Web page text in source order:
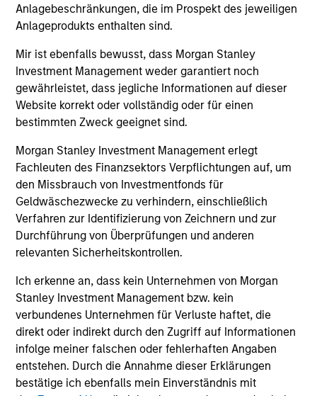
Anlagebeschränkungen, die im Prospekt des jeweiligen
Anlageprodukts enthalten sind.
Mir ist ebenfalls bewusst, dass Morgan Stanley
Investment Management weder garantiert noch
gewährleistet, dass jegliche Informationen auf dieser
Website korrekt oder vollständig oder für einen
bestimmten Zweck geeignet sind.
Morgan Stanley Investment Management erlegt
Fachleuten des Finanzsektors Verpflichtungen auf, um
den Missbrauch von Investmentfonds für
Geldwäschezwecke zu verhindern, einschließlich
Verfahren zur Identifizierung von Zeichnern und zur
Durchführung von Überprüfungen und anderen
relevanten Sicherheitskontrollen.
Ich erkenne an, dass kein Unternehmen von Morgan
Stanley Investment Management bzw. kein
verbundenes Unternehmen für Verluste haftet, die
direkt oder indirekt durch den Zugriff auf Informationen
infolge meiner falschen oder fehlerhaften Angaben
entstehen. Durch die Annahme dieser Erklärungen
bestätige ich ebenfalls mein Einverständnis mit
Strategie
Aktive Strategien, die sich über Regionen,
Duration und Renditeziele erstrecken
Steuerbefreites, steuerpflichtiges und
steueroptimiertes Angebot
Unsere Fixed-Income-
Plattform
Tiefgreifendes fundamentales Research bildet
die Grundlage unserer Anlagestrategien.